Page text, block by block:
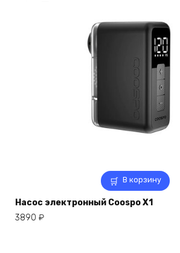
В корзину
Насос электронный Coospo X1
3890 ₽